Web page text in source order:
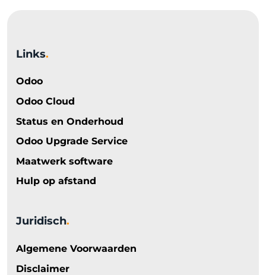
Links.
Odoo
Odoo Cloud
Status en Onderhoud
Odoo Upgrade Service
Maatwerk software
Hulp op afstand
Juridisch.
Algemene Voorwaarden
Disclaimer